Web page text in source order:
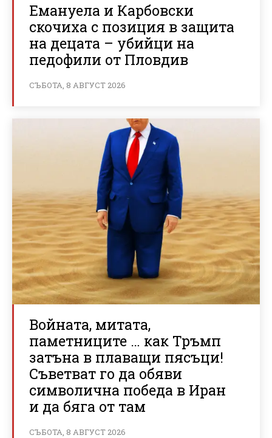
Емануела и Карбовски
скочиха с позиция в защита
на децата – убийци на
педофили от Пловдив
СЪБОТА, 8 АВГУСТ 2026
Войната, митата,
паметниците … как Тръмп
затъна в плаващи пясъци!
Съветват го да обяви
символична победа в Иран
и да бяга от там
СЪБОТА, 8 АВГУСТ 2026